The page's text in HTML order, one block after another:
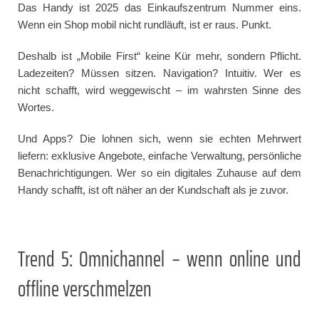
Das Handy ist 2025 das Einkaufszentrum Nummer eins.
Wenn ein Shop mobil nicht rundläuft, ist er raus. Punkt.
Deshalb ist „Mobile First“ keine Kür mehr, sondern Pflicht.
Ladezeiten? Müssen sitzen. Navigation? Intuitiv. Wer es
nicht schafft, wird weggewischt – im wahrsten Sinne des
Wortes.
Und Apps? Die lohnen sich, wenn sie echten Mehrwert
liefern: exklusive Angebote, einfache Verwaltung, persönliche
Benachrichtigungen. Wer so ein digitales Zuhause auf dem
Handy schafft, ist oft näher an der Kundschaft als je zuvor.
Trend 5: Omnichannel – wenn online und
offline verschmelzen